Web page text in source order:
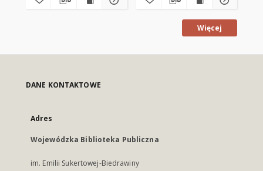
Więcej
DANE KONTAKTOWE
Adres
Wojewódzka Biblioteka Publiczna
im. Emilii Sukertowej-Biedrawiny